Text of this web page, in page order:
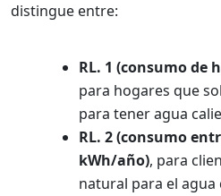
distingue entre:
RL. 1 (consumo de
para hogares que
para tener agua
RL. 2 (consumo
kWh/año), para
natural para el agua